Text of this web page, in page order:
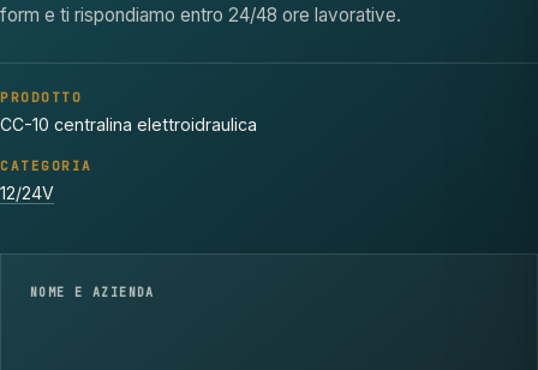
form e ti rispondiamo entro 24/48 ore lavorative.
PRODOTTO
CC-10 centralina elettroidraulica
CATEGORIA
12/24V
NOME E AZIENDA